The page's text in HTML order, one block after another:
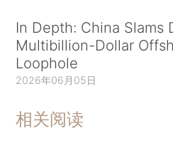
In Depth: China Slams
Multibillion-Dollar
Loophole
2026年06月05日
相关阅读